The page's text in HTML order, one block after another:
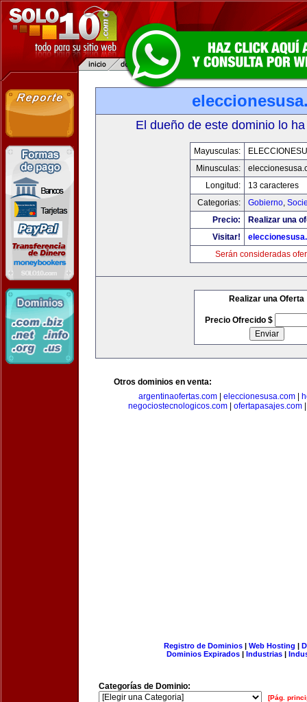
El dueño de este dominio lo
Mayusculas:
Minusculas:
Longitud:
13 caracteres
Categorias:
Gobierno,
Precio:
Realizar una
Visitar!
Serán consideradas
Realizar una Oferta
Precio Ofrecido $
Otros dominios en venta:
argentinaofertas.com| eleccionesusa.com|
negociostecnologicos.com
ofertapasajes.com
Registro de Dominios| Web Hosting |
Dominios Expirados | Industrias |
Categorías de Dominio:
[Pág.